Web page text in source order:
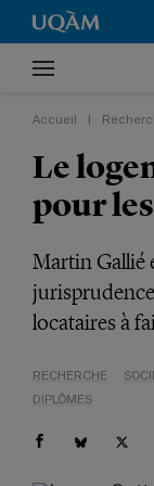
Accueil
Le
pour
Martin Gallié
locataires à
RECHERCHE
DIPLÔMÉS